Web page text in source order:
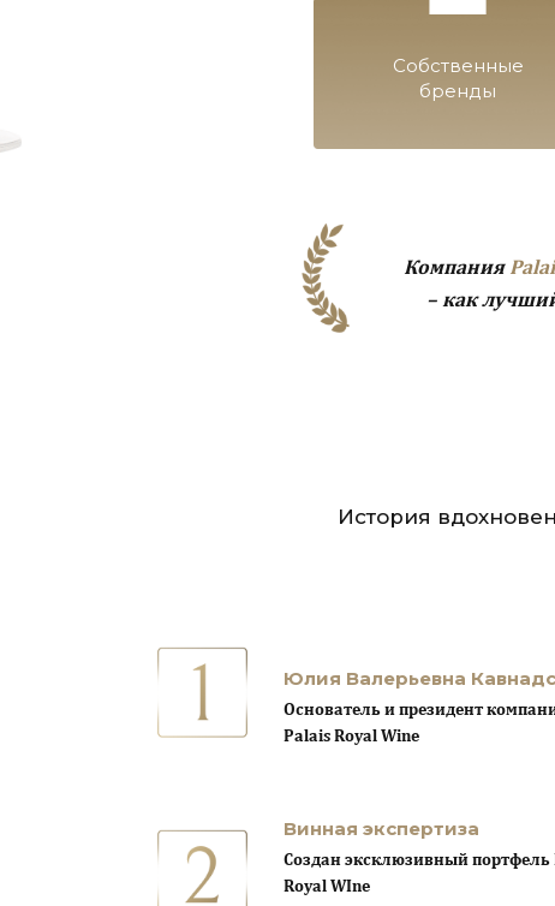
Собственные
бренды
Компания
– как
История
Юлия Валерьевна
Основатель и президент
Palais Royal Wine
Винная экспертиза
Создан эксклюзивный портфель
Royal WIne